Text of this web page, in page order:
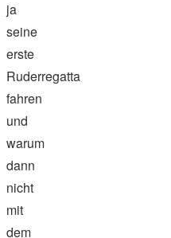
ja
seine
erste
Ruderregatta
fahren
und
warum
dann
nicht
mit
dem